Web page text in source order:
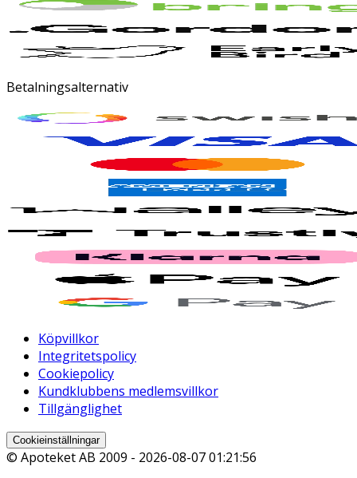
Betalningsalternativ
Köpvillkor
Integritetspolicy
Cookiepolicy
Kundklubbens medlemsvillkor
Tillgänglighet
Cookieinställningar
© Apoteket AB 2009 - 2026-08-07 01:21:56